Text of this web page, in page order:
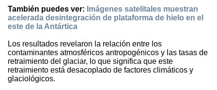
También puedes ver: Imágenes satelitales muestran
acelerada desintegración de plataforma de hielo en el
este de la Antártica
Los resultados revelaron la relación entre los
contaminantes atmosféricos antropogénicos y las tasas de
retraimiento del glaciar, lo que significa que este
retraimiento está desacoplado de factores climáticos y
glaciológicos.